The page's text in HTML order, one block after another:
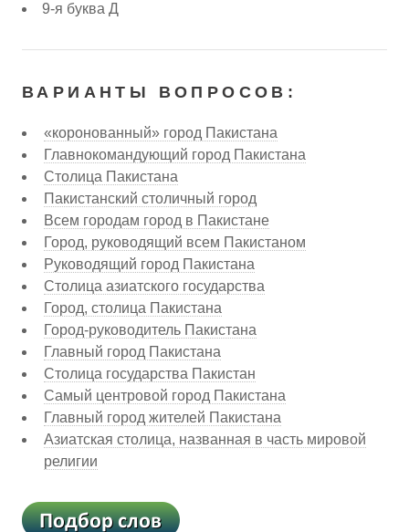
9-я буква Д
ВАРИАНТЫ ВОПРОСОВ:
«коронованный» город Пакистана
Главнокомандующий город Пакистана
Столица Пакистана
Пакистанский столичный город
Всем городам город в Пакистане
Город, руководящий всем Пакистаном
Руководящий город Пакистана
Столица азиатского государства
Город, столица Пакистана
Город-руководитель Пакистана
Главный город Пакистана
Столица государства Пакистан
Самый центровой город Пакистана
Главный город жителей Пакистана
Азиатская столица, названная в часть мировой
религии